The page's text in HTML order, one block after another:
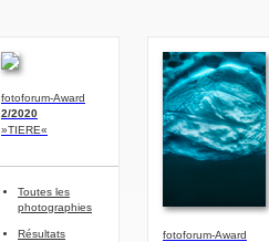
fotoforum-Award
2/2020
»TIERE«
Toutes les
photographies
Résultats
fotoforum-Award